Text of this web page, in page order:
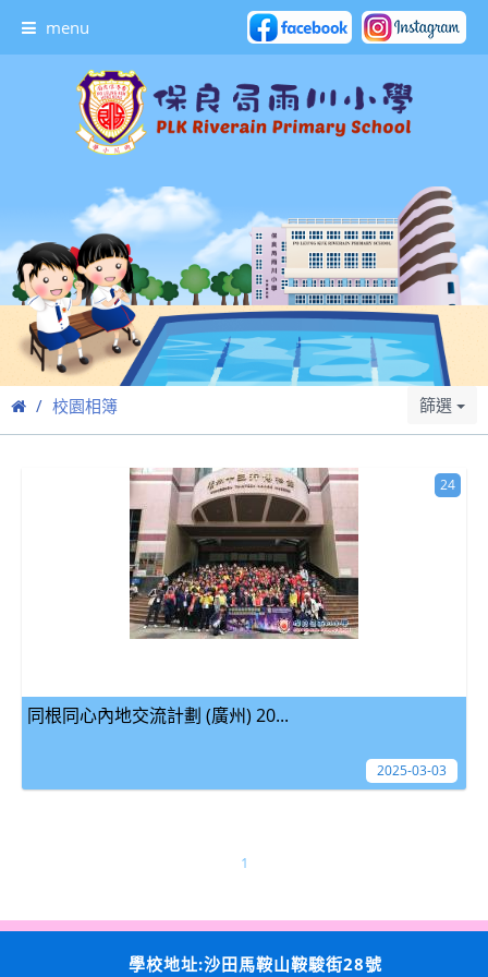
menu
校園相簿 篩選
同根同心內地交流計劃 (廣州) 20...
24
2025-03-03
1
學校地址:沙田馬鞍山鞍駿街28號